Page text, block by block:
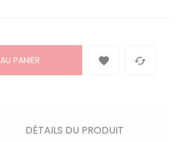
PANIER  
DÉTAILS DU PRODUIT